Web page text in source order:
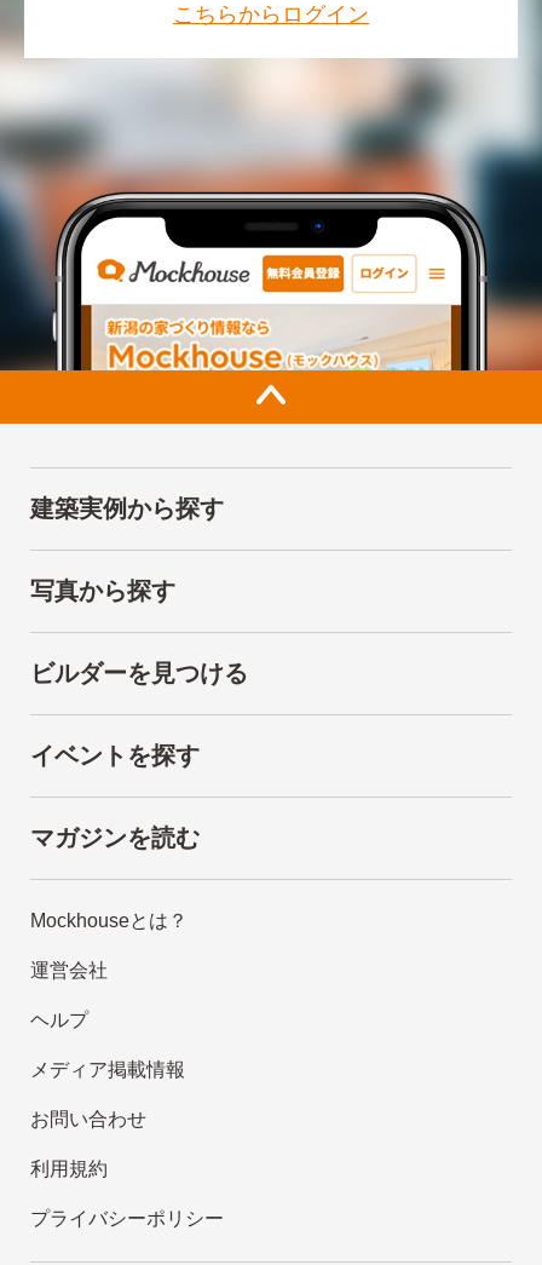
こちらからログイン
建築実例から探す
写真から探す
ビルダーを見つける
イベントを探す
マガジンを読む
Mockhouseとは？
運営会社
ヘルプ
メディア掲載情報
お問い合わせ
利用規約
プライバシーポリシー